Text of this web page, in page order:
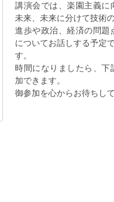
講演会では、楽園主義に
未来、未来に分けて技術
進歩や政治、経済の問題
についてお話しする予定
す。
時間になりましたら、
加できます。
御参加を心からお待ちし